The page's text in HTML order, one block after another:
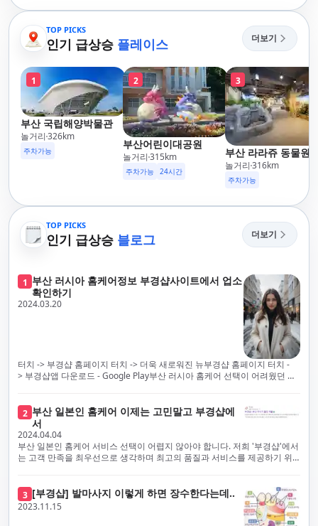
TOP PICKS
인기 급상승 플레이스 더보기
1
부산 국립해양박물관
놀거리 326km
주차가능
2
부산어린이대공원
놀거리 315km
주차가능 24시간
3
부산 라라쥬 동물원
놀거리 316km
주차가능
TOP PICKS
인기 급상승 블로그 더보기
1 부산 러시아 홈케어정보 부경샵사이트에서 업소
확인하기
2024.03.20
터치 -> 부경샵 홈페이지 터치 -> 더욱 새로워진 뉴부경샵 홈페이지 터치 -
> 부경샵앱 다운로드 - Google Play부산 러시아 홈케어 선택이 어려웠던 시
스의 모든 과정을 후불제로 운영합니다. 이는 고객님의 최대 편의를 보장하
기 위한 부경샵의 약속입니다.부경샵은 현장에서 바로 고객님께 서비스를
제공하는 깨끗하고 전문적으로 훈련된 관리사들을 다수 보유하고 있음을 자
랑스럽게 생각합니다. 이는 프리미엄 부산 러시아 홈케어 경험을 제공하기
위한 부경샵의 노력의 일환입니다.현 시대의 불확실성 속에서, 안전은 부경
하고 개인의 건강 상태를 지속적으로 모니터링합니다.예약금을 요구하는 업
체보다는 부경샵과 같이 안전과 고객 편의를 최우선으로 생각하는 업체를
선택하는 것이 중요합니다.부산에서 러시아 홈케어를 전문으로 하는 부경샵
은, 항상 후불제로 운영하면서 청결과 안전을 가장 중요하게 여깁니다. 부산
2 부산 일본인 홈케어 이제는 고민말고 부경샵에
서
2024.04.04
부산 일본인 홈케어 서비스 선택이 어렵지 않아야 합니다. 저희 '부경샵'에서
는 고객 만족을 최우선으로 생각하며 최고의 품질과 서비스를 제공하기 위
프리미엄 부산 일본인 홈케어 경험을 제공하고자 현장에서 직접 깨끗하고
전문적으로 훈련된 관리사를 다수 보유하고 있음을 자랑스럽게 여깁니다.
현대 사회의 불확실성 속에서, 부경샵은 안전을 최우선으로 여기며, 이를 위
3 [부경샵] 발마사지 이렇게 하면 장수한다는데..
2023.11.15